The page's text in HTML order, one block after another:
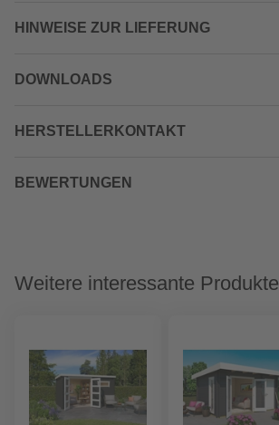
HINWEISE ZUR LIEFERUNG
DOWNLOADS
HERSTELLERKONTAKT
BEWERTUNGEN
Weitere interessante Produkte